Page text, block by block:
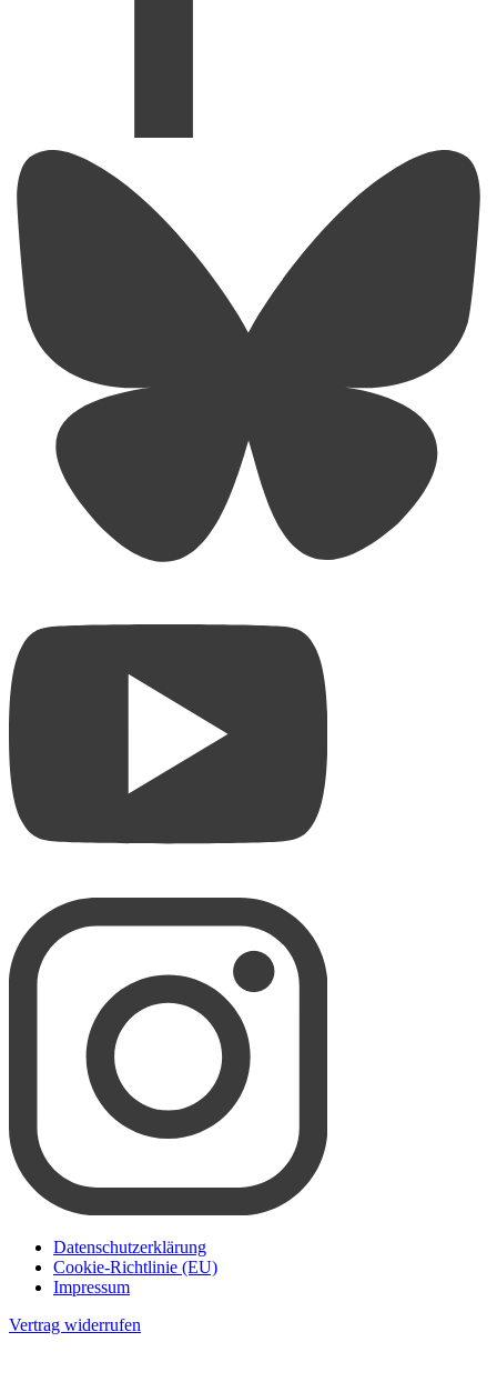
Datenschutzerklärung
Cookie-Richtlinie (EU)
Impressum
Vertrag widerrufen